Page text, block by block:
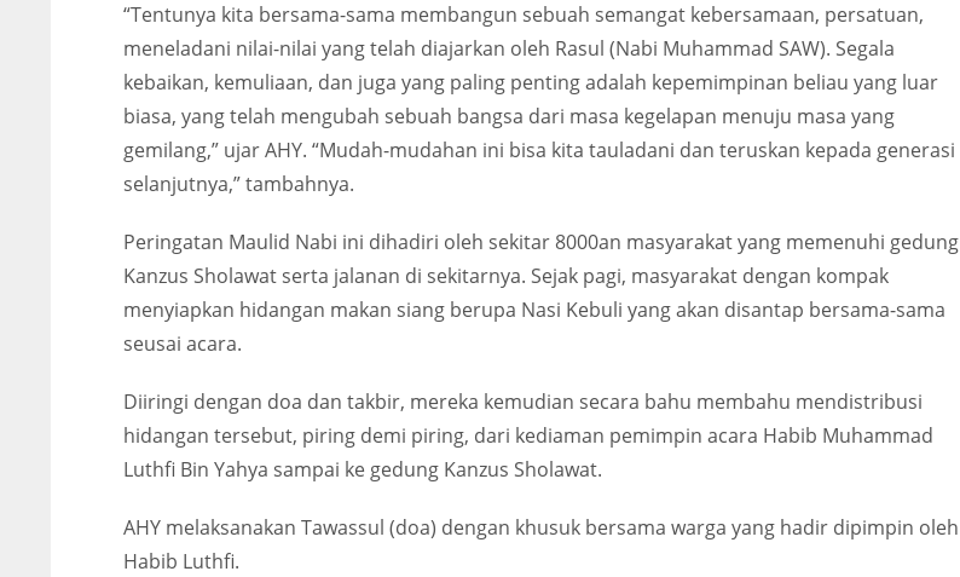
“Tentunya kita bersama-sama membangun sebuah semangat kebersamaan, persatuan,
meneladani nilai-nilai yang telah diajarkan oleh Rasul (Nabi Muhammad SAW). Segala
kebaikan, kemuliaan, dan juga yang paling penting adalah kepemimpinan beliau yang luar
biasa, yang telah mengubah sebuah bangsa dari masa kegelapan menuju masa yang
gemilang,” ujar AHY. “Mudah-mudahan ini bisa kita tauladani dan teruskan kepada generasi
selanjutnya,” tambahnya.
Peringatan Maulid Nabi ini dihadiri oleh sekitar 8000an masyarakat yang memenuhi gedung
Kanzus Sholawat serta jalanan di sekitarnya. Sejak pagi, masyarakat dengan kompak
menyiapkan hidangan makan siang berupa Nasi Kebuli yang akan disantap bersama-sama
seusai acara.
Diiringi dengan doa dan takbir, mereka kemudian secara bahu membahu mendistribusi
hidangan tersebut, piring demi piring, dari kediaman pemimpin acara Habib Muhammad
Luthfi Bin Yahya sampai ke gedung Kanzus Sholawat.
AHY melaksanakan Tawassul (doa) dengan khusuk bersama warga yang hadir dipimpin oleh
Habib Luthfi.